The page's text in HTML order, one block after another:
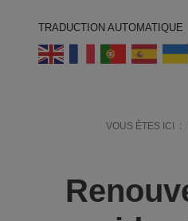
TRADUCTION AUTOMATIQUE
VOUS ÊTES ICI :